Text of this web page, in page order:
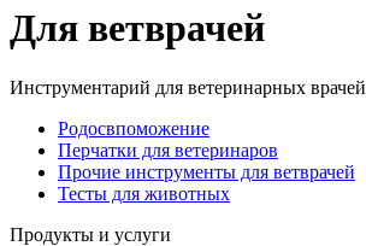
Для ветврачей
Инструментарий для ветеринарных врачей
Родосвпоможение
Перчатки для ветеринаров
Прочие инструменты для ветврачей
Тесты для животных
Продукты и услуги